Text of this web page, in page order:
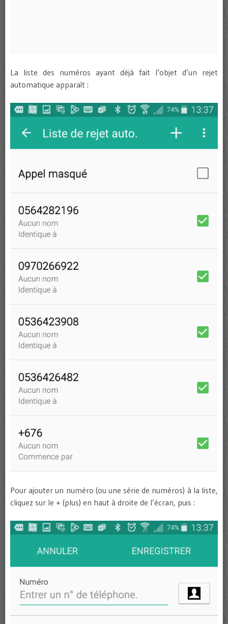
La liste des numéros ayant déjà fait l’objet d’un rejet
automatique apparaît :
Pour ajouter un numéro (ou une série de numéros) à la liste,
cliquez sur le + (plus) en haut à droite de l’écran, puis :